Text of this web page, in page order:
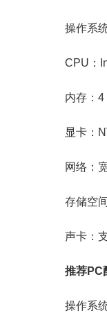
操作系统
CPU：
内存：4
显卡：
网络：宽
存储空间
声卡：支
推荐PC配
操作系统